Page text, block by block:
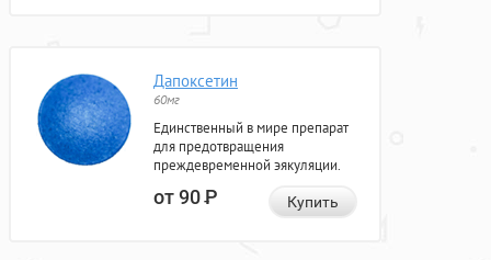
Дапоксетин
60мг
Единственный в мире препарат
для предотвращения
преждевременной эякуляции.
от 90Р Купить